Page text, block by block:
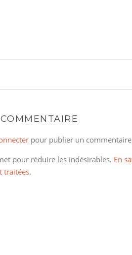
pour publier un
pour réduire les indésirables. En
traitées.